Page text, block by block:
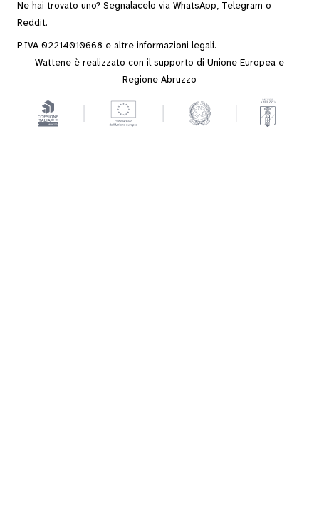
Ne hai trovato uno? Segnalacelo via WhatsApp, Telegram o
Reddit.
P.IVA 02214010668 e altre informazioni legali.
Wattene è realizzato con il supporto di Unione Europea e
Regione Abruzzo